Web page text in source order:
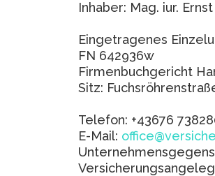
Inhaber: Mag. iur.
Eingetragenes
FN 642936w
Firmenbuchgericht
Sitz:
Telefon: +43676
E-Mail: